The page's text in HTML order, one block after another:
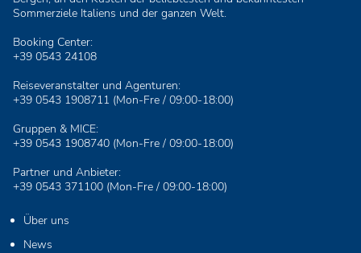
Sommerziele Italiens und der ganzen Welt.
Booking Center:
+39 0543 24108
Reiseveranstalter und Agenturen:
+39 0543 1908711 (Mon-Fre / 09:00-18:00)
Gruppen & MICE:
+39 0543 1908740 (Mon-Fre / 09:00-18:00)
Partner und Anbieter:
+39 0543 371100 (Mon-Fre / 09:00-18:00)
Über uns
News